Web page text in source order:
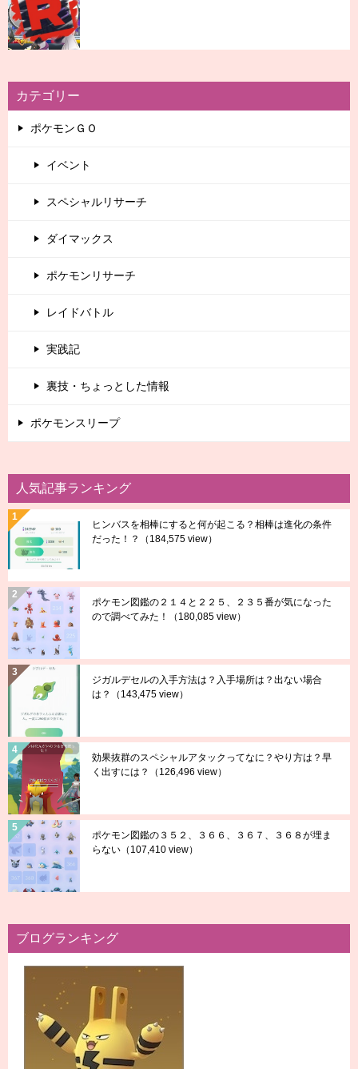
カテゴリー
ポケモンＧＯ
イベント
スペシャルリサーチ
ダイマックス
ポケモンリサーチ
レイドバトル
実践記
裏技・ちょっとした情報
ポケモンスリープ
人気記事ランキング
ヒンバスを相棒にすると何が起こる？相棒は進化の条件
だった！？
（184,575 view）
ポケモン図鑑の２１４と２２５、２３５番が気になった
ので調べてみた！
（180,085 view）
ジガルデセルの入手方法は？入手場所は？出ない場合
は？
（143,475 view）
効果抜群のスペシャルアタックってなに？やり方は？早
く出すには？
（126,496 view）
ポケモン図鑑の３５２、３６６、３６７、３６８が埋ま
らない （107,410 view）
ブログランキング